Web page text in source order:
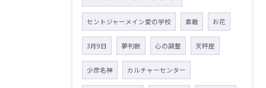
セントジャーメイン愛の学校 素敵 お花
3月9日 夢判断 心の調整 天秤座
少彦名神 カルチャーセンター